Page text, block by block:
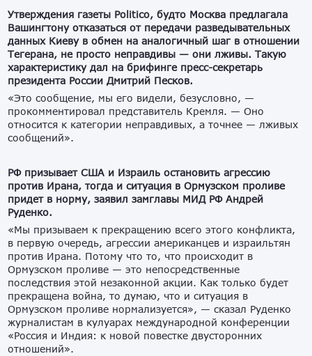
Утверждения газеты Politico, будто Москва предлагала
Вашингтону отказаться от передачи разведывательных
данных Киеву в обмен на аналогичный шаг в отношении
Тегерана, не просто неправдивы — они лживы. Такую
характеристику дал на брифинге пресс-секретарь
президента России Дмитрий Песков.
«Это сообщение, мы его видели, безусловно, —
прокомментировал представитель Кремля. — Оно
относится к категории неправдивых, а точнее — лживых
сообщений».
РФ призывает США и Израиль остановить агрессию
против Ирана, тогда и ситуация в Ормузском проливе
придет в норму, заявил замглавы МИД РФ Андрей
Руденко.
«Мы призываем к прекращению всего этого конфликта,
в первую очередь, агрессии американцев и израильтян
против Ирана. Потому что то, что происходит в
Ормузском проливе — это непосредственные
последствия этой незаконной акции. Как только будет
прекращена война, то думаю, что и ситуация в
Ормузском проливе нормализуется», — сказал Руденко
журналистам в кулуарах международной конференции
«Россия и Индия: к новой повестке двусторонних
отношений».